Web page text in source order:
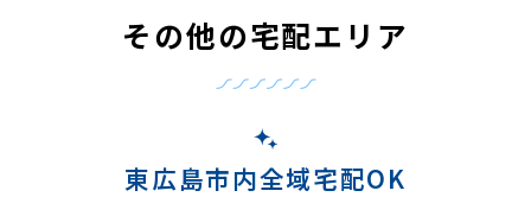
その他の宅配エリア
東広島市内全域宅配OK